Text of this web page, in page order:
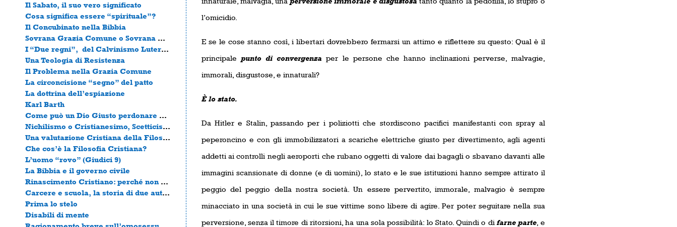
Il Sabato, il suo vero significato
Cosa significa essere “spirituale”?
Il Concubinato nella Bibbia
Sovrana Grazia Comune o Sovrana Grazia Particolare?
I “Due regni”, del Calvinismo Luteranizzato, Tradimento della Tradizione Riformata?
Una Teologia di Resistenza
Il Problema nella Grazia Comune
La circoncisione “segno” del patto
La dottrina dell’espiazione
Karl Barth
Come può un Dio Giusto perdonare un uomo peccatore?
Nichilismo o Cristianesimo, Scetticismo o Rivelazione
Una valutazione Cristiana della Filosofia Moderna
Che cos’è la Filosofia Cristiana?
L’uomo “rovo” (Giudici 9)
La Bibbia e il governo civile
Rinascimento Cristiano: perché non c’è mai stata una Riforma.
Carcere e scuola, la storia di due autobus
Prima lo stelo
Disabili di mente
l’omicidio.
E se le cose stanno così, i libertari dovrebbero fermarsi un attimo e riflettere su questo: Qual è il
principale punto di convergenza per le persone che hanno inclinazioni perverse, malvagie,
immorali, disgustose, e innaturali?
È lo stato.
Da Hitler e Stalin, passando per i poliziotti che stordiscono pacifici manifestanti con spray al
peperoncino e con gli immobilizzatori a scariche elettriche giusto per divertimento, agli agenti
addetti ai controlli negli aeroporti che rubano oggetti di valore dai bagagli o sbavano davanti alle
immagini scansionate di donne (e di uomini), lo stato e le sue istituzioni hanno sempre attirato il
peggio del peggio della nostra società. Un essere pervertito, immorale, malvagio è sempre
minacciato in una società in cui le sue vittime sono libere di agire. Per poter seguitare nella sua
perversione, senza il timore di ritorsioni, ha una sola possibilità: lo Stato. Quindi o difarne parte , e